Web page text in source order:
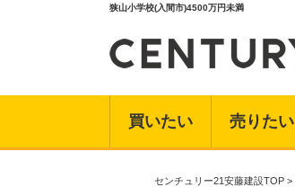
狭山小学校(入間市)4500万円未満
買いたい 売りたい
センチュリー21安藤建設TOP >